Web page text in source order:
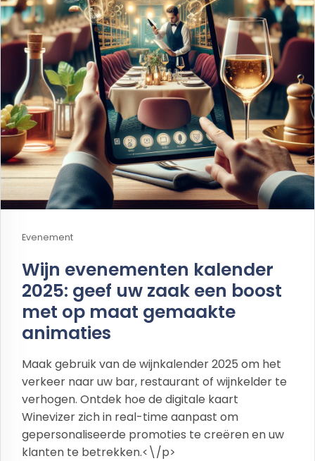
Evenement
Wijn evenementen kalender
2025: geef uw zaak een boost
met op maat gemaakte
animaties
Maak gebruik van de wijnkalender 2025 om het
verkeer naar uw bar, restaurant of wijnkelder te
verhogen. Ontdek hoe de digitale kaart
Winevizer zich in real-time aanpast om
gepersonaliseerde promoties te creëren en uw
klanten te betrekken.<\/p>